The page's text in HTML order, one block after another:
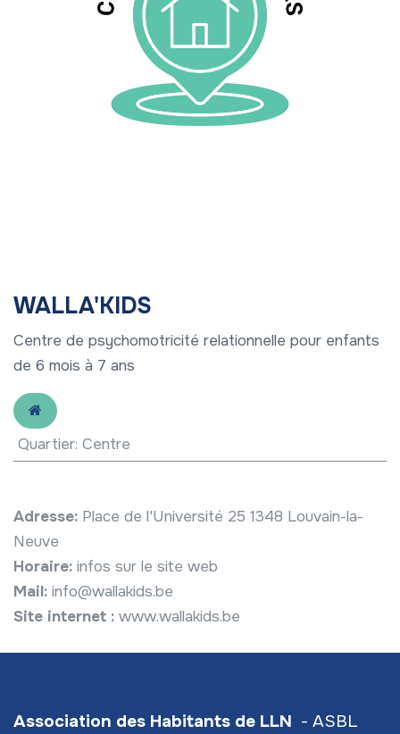
WALLA'KIDS
Centre de psychomotricité relationnelle pour enfants
de 6 mois à 7 ans
Quartier: Centre
Adresse: Place de l'Université 25 1348 Louvain-la-
Neuve
Horaire: infos sur le site web
Mail: info@wallakids.be
Site internet : www.wallakids.be
Association des Habitants de LLN - ASBL